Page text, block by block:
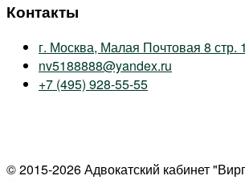
Контакты
г. Москва, Малая Почтовая 8 стр.
nv5188888@yandex.ru
+7 (495) 928-55-55
© 2015-2026 Адвокатский кабинет